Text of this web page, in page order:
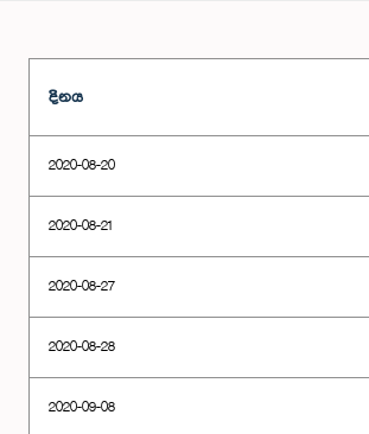
දිනය
2020-08-20
2020-08-21
2020-08-27
2020-08-28
2020-09-08